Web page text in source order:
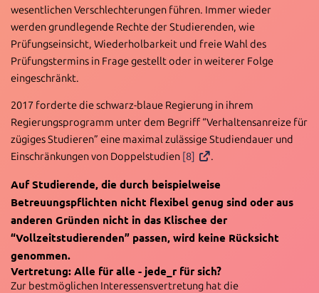
wesentlichen Verschlechterungen führen. Immer wieder
werden grundlegende Rechte der Studierenden, wie
Prüfungseinsicht, Wiederholbarkeit und freie Wahl des
Prüfungstermins in Frage gestellt oder in weiterer Folge
eingeschränkt.
2017 forderte die schwarz-blaue Regierung in ihrem
Regierungsprogramm unter dem Begriff “Verhaltensanreize für
zügiges Studieren” eine maximal zulässige Studiendauer und
Einschränkungen von Doppelstudien [8] .
Auf Studierende, die durch beispielweise
Betreuungspflichten nicht flexibel genug sind oder aus
anderen Gründen nicht in das Klischee der
“Vollzeitstudierenden” passen, wird keine Rücksicht
genommen.
Vertretung: Alle für alle - jede_r für sich?
Zur bestmöglichen Interessensvertretung hat die